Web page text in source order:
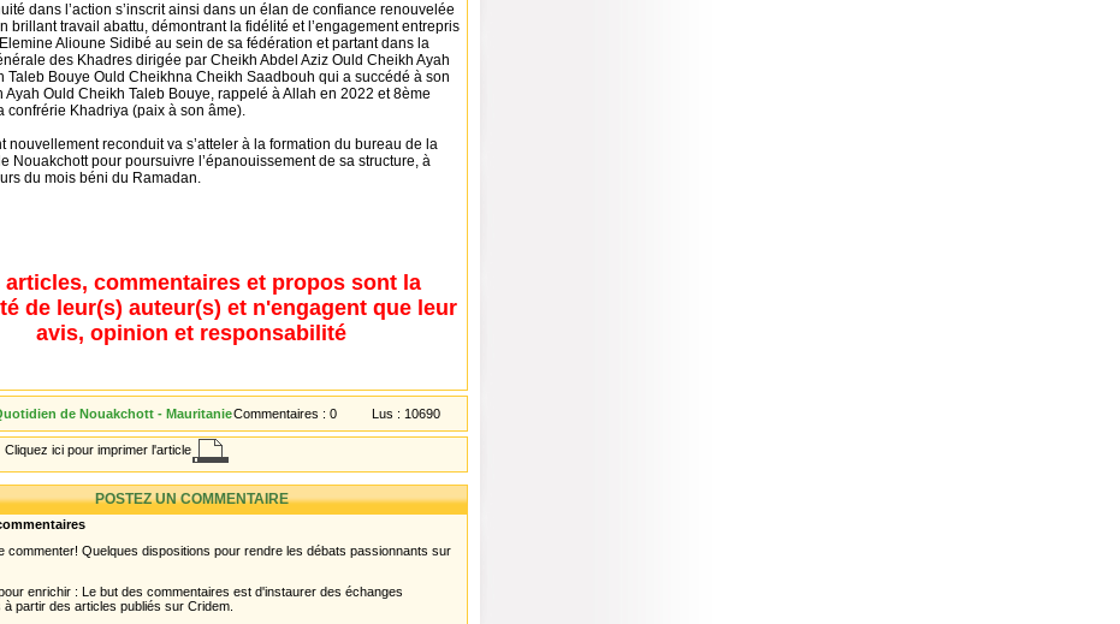
dans l’action s’inscrit ainsi dans un élan de confiance renouvelée
brillant travail abattu, démontrant la fidélité et l’engagement entrepris
Alioune Sidibé au sein de sa fédération et partant dans la
des Khadres dirigée par Cheikh Abdel Aziz Ould Cheikh Ayah
Taleb Bouye Ould Cheikhna Cheikh Saadbouh qui a succédé à son
Ayah Ould Cheikh Taleb Bouye, rappelé à Allah en 2022 et 8ème
confrérie Khadriya (paix à son âme).
nouvellement reconduit va s’atteler à la formation du bureau de la
Nouakchott pour poursuivre l’épanouissement de sa structure, à
du mois béni du Ramadan.
articles, commentaires et propos sont la
de leur(s) auteur(s) et n'engagent que leur
avis, opinion et responsabilité
de Nouakchott - MauritanieCommentaires : 0 Lus : 10690
Cliquez ici pour imprimer l'article
POSTEZ UN COMMENTAIRE
commenter! Quelques dispositions pour rendre les débats passionnants sur
enrichir : Le but des commentaires est d'instaurer des échanges
partir des articles publiés sur Cridem.